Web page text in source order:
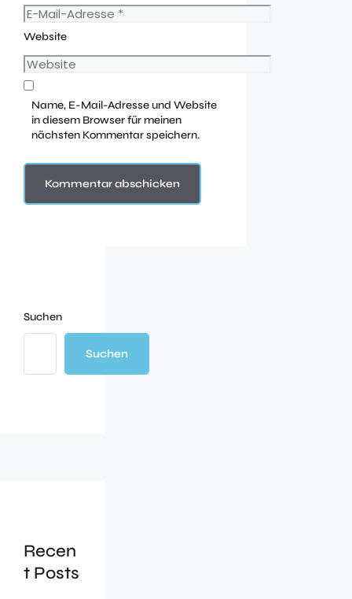
Website
Name, E-Mail-Adresse und Website
in diesem Browser für meinen
nächsten Kommentar speichern.
Suchen
Suchen
Recen
t Posts